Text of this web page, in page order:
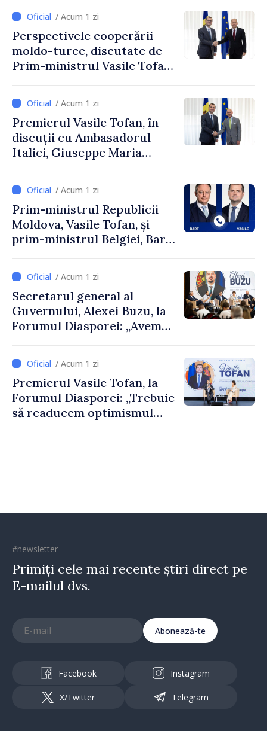
/ Acum 1 zi
Perspectivele cooperării
moldo-turce, discutate de
Prim-ministrul Vasile Tofan
Uygar Mustafa Sertel
/ Acum 1 zi
Premierul Vasile Tofan, în
discuții cu Ambasadorul
Italiei, Giuseppe Maria
/ Acum 1 zi
Prim-ministrul Republicii
Moldova, Vasile Tofan, și
prim-ministrul Belgiei, Bart
despre parcursul european
al Republicii Moldova.
/ Acum 1 zi
Secretarul general al
Guvernului, Alexei Buzu, la
Forumul Diasporei: „Avem
dumneavoastră pentru a
construi comunități mai
puternice”
/ Acum 1 zi
Premierul Vasile Tofan, la
Forumul Diasporei: „Trebuie
să readucem optimismul
#newsletter
Primiți cele mai recente știri direct pe
E-mailul dvs.
Abonează-te
Facebook Instagram
X/Twitter Telegram